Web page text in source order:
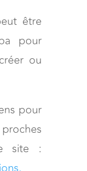
être
pour
ou
pour
site :